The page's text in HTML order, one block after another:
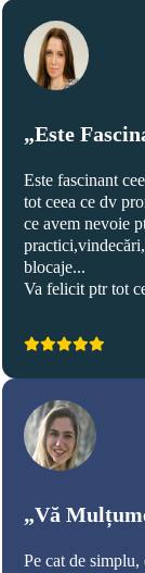
„Este
Este fascinant
tot ceea ce dv
ce avem nevoie
blocaje...
Va felicit ptr tot
„Vă
Pe cat de